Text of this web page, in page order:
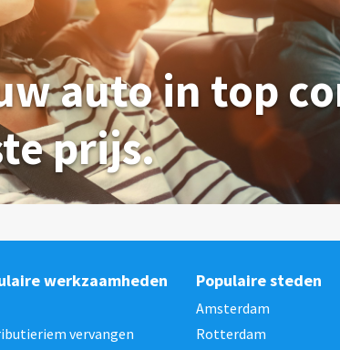
auto in top
prijs.
werkzaamheden
vervangen
Populaire steden
Amsterdam
Rotterdam